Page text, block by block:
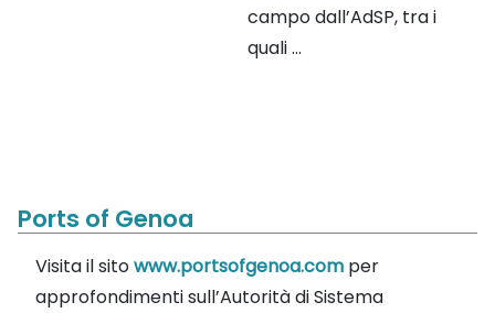
campo dall’AdSP, tra i
quali ...
Ports of Genoa
Visita il sitowww.portsofgenoa.com per
approfondimenti sull’Autorità di Sistema